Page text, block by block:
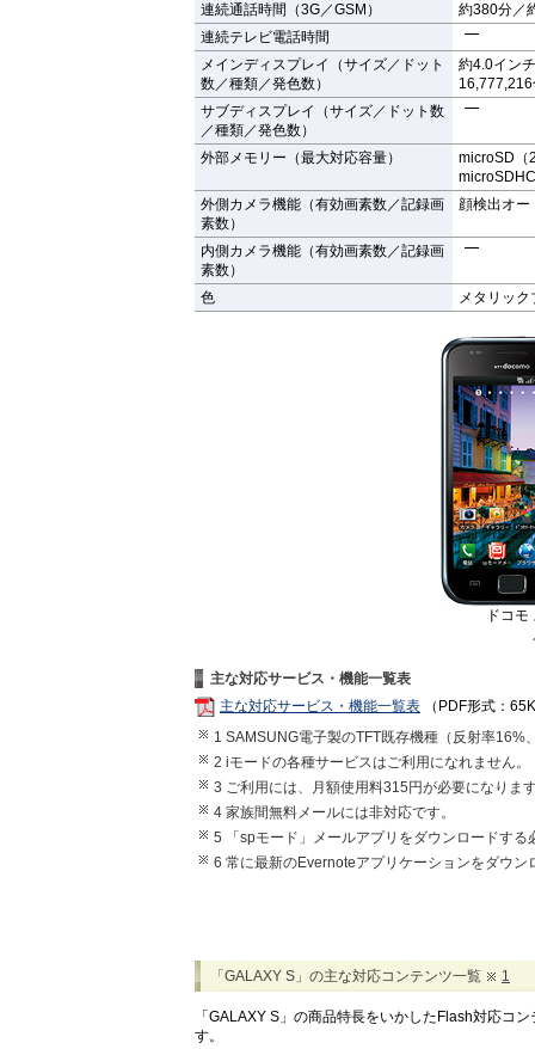
連続通話時間（3G／GSM）
約380分／
連続テレビ電話時間
メインディスプレイ（サイズ／ドット
数／種類／発色数）
約4.0イン
16,777,216
サブディスプレイ（サイズ／ドット数
／種類／発色数）
外部メモリー（最大対応容量）
microSD（
外側カメラ機能（有効画素数／記録画
素数）
顔検出オ
内側カメラ機能（有効画素数／記録画
素数）
色
メタリッ
ドコ
主な対応サービス・機能一覧表
主な対応サービス・機能一覧表 （PDF形式：
1 SAMSUNG電子製のTFT既存機種（反射率
2 iモードの各種サービスはご利用になれません。
3 ご利用には、月額使用料315円が必要になりま
4 家族間無料メールには非対応です。
5 「spモード」メールアプリをダウンロードする
6 常に最新のEvernoteアプリケーションをダウン
「GALAXY S」の主な対応コンテンツ一覧 1
「GALAXY S」の商品特長をいかしたFlash対応コ
す。